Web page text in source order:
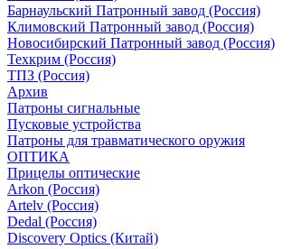
Барнаульский Патронный завод (Россия)
Климовский Патронный завод (Россия)
Новосибирский Патронный завод (Россия)
Техкрим (Россия)
ТПЗ (Россия)
Архив
Патроны сигнальные
Пусковые устройства
Патроны для травматического оружия
ОПТИКА
Прицелы оптические
Arkon (Россия)
Artelv (Россия)
Dedal (Россия)
Discovery Optics (Китай)